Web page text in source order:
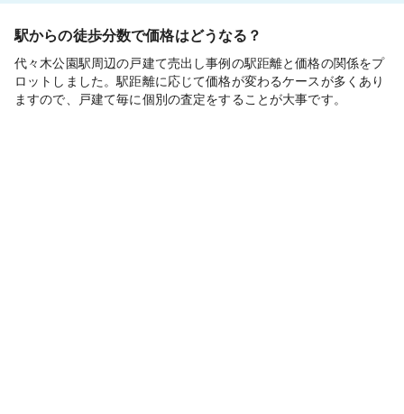
駅からの徒歩分数で価格はどうなる？
代々木公園駅周辺の戸建て売出し事例の駅距離と価格の関係をプ
ロットしました。駅距離に応じて価格が変わるケースが多くあり
ますので、戸建て毎に個別の査定をすることが大事です。